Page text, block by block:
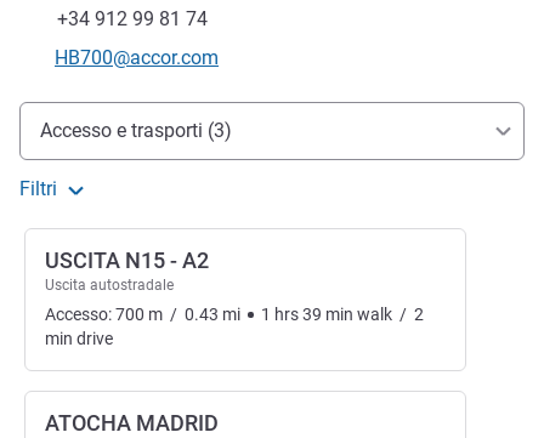
Fax
+34 912 99 81 74
E-mail di contatto
HB700@accor.com
Accesso e trasporti
Accesso e trasporti (3)
Filtri
USCITA N15 - A2
Uscita autostradale
Accesso:700 m / 0.43 mi 1 hrs39 min walk / 2
min drive
ATOCHA MADRID